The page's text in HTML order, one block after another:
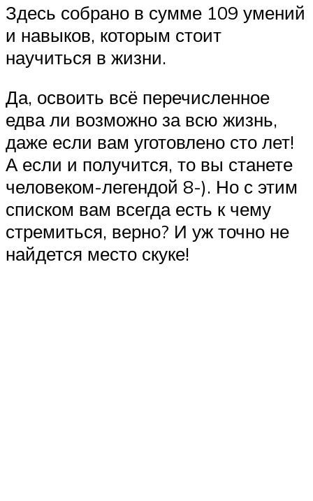
Здесь собрано в сумме 109 умений
и навыков, которым стоит
научиться в жизни.
Да, освоить всё перечисленное
едва ли возможно за всю жизнь,
даже если вам уготовлено сто лет!
А если и получится, то вы станете
человеком-легендой 8-). Но с этим
списком вам всегда есть к чему
стремиться, верно? И уж точно не
найдется место скуке!